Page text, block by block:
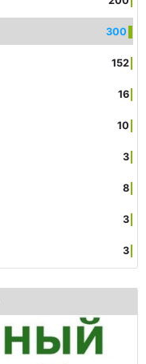
300
152
16
10
3
8
3
3